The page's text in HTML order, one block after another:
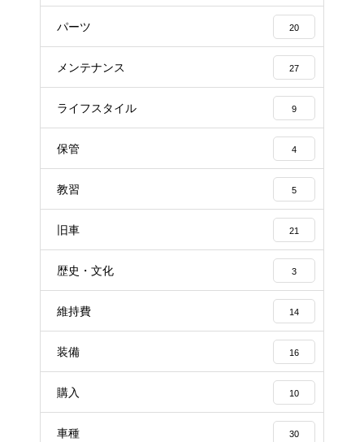
パーツ 20
メンテナンス 27
ライフスタイル 9
保管 4
教習 5
旧車 21
歴史・文化 3
維持費 14
装備 16
購入 10
車種 30